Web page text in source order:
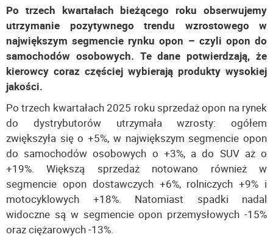
Po trzech kwartałach bieżącego roku obserwujemy
utrzymanie pozytywnego trendu wzrostowego w
największym segmencie rynku opon – czyli opon do
samochodów osobowych. Te dane potwierdzają, że
kierowcy coraz częściej wybierają produkty wysokiej
jakości.
Po trzech kwartałach 2025 roku sprzedaż opon na rynek
do dystrybutorów utrzymała wzrosty: ogółem
zwiększyła się o +5%, w największym segmencie opon
do samochodów osobowych o +3%, a do SUV aż o
+19%. Większą sprzedaż notowano również w
segmencie opon dostawczych +6%, rolniczych +9% i
motocyklowych +18%. Natomiast spadki nadal
widoczne są w segmencie opon przemysłowych -15%
oraz ciężarowych -13%.